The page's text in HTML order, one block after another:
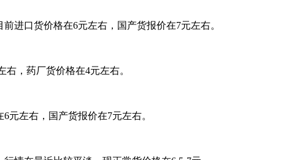
进口货价格在6元左右，国产货报价在7元左右。
，药厂货价格在4元左右。
元左右，国产货报价在7元左右。